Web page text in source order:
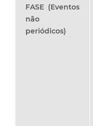
FASE (Eventos
não
periódicos)